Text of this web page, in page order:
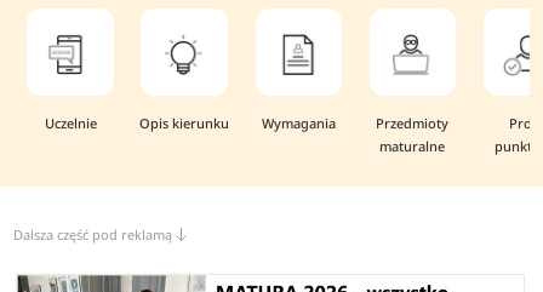
Uczelnie Opis kierunku Wymagania
Przedmioty
maturalne
Dalsza część pod reklamą